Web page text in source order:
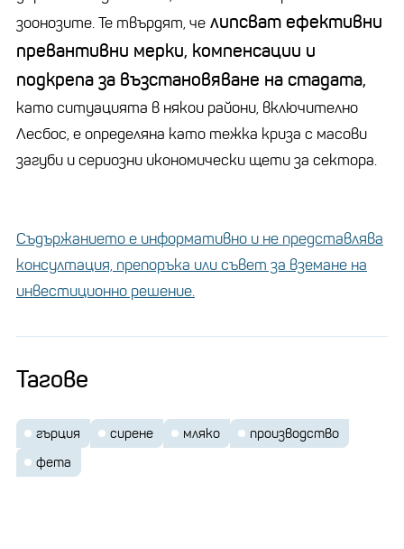
зоонозите. Те твърдят, че липсват ефективни
превантивни мерки, компенсации и
подкрепа за възстановяване на стадата,
като ситуацията в някои райони, включително
Лесбос, е определяна като тежка криза с масови
загуби и сериозни икономически щети за сектора.
Съдържанието е информативно и не представлява
консултация, препоръка или съвет за вземане на
инвестиционно решение.
Тагове
гърция сирене мляко
производство
фета